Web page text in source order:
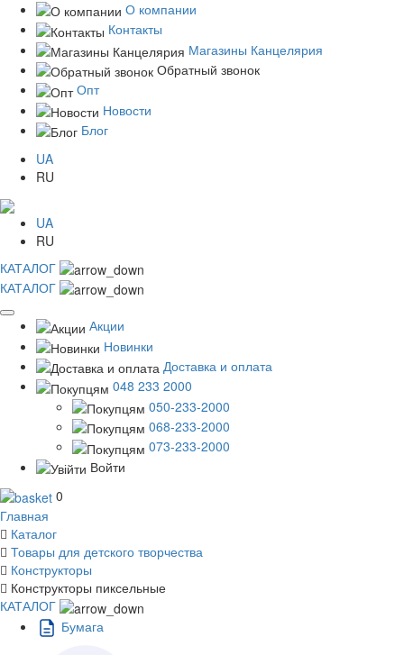
О компании
Контакты
Магазины Канцелярия
Обратный звонок
Опт
Новости
Блог
UA
RU
UA
RU
КАТАЛОГ
КАТАЛОГ
Акции
Новинки
Доставка и оплата
048 233 2000
050-233-2000
068-233-2000
073-233-2000
Войти
0
Главная
Каталог
Товары для детского творчества
Конструкторы
Конструкторы пиксельные
КАТАЛОГ
Бумага